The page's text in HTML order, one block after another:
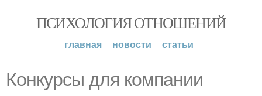
ПСИХОЛОГИЯ ОТНОШЕНИЙ
главная новости статьи
Конкурсы для компании